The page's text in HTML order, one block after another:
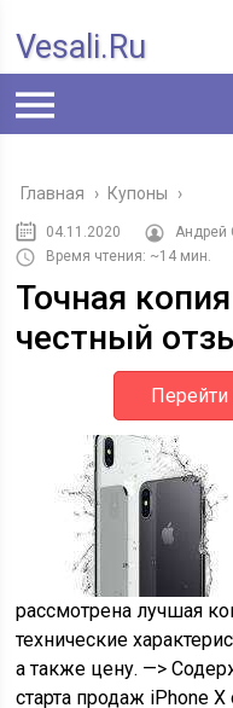
Vesali.ru
Главная › Купоны ›
04.11.2020
Андрей
Время чтения: ~14 мин.
Точная
честный
Перейти
рассмотрена лучшая
технические
а также цену. —>
старта продаж iPhone